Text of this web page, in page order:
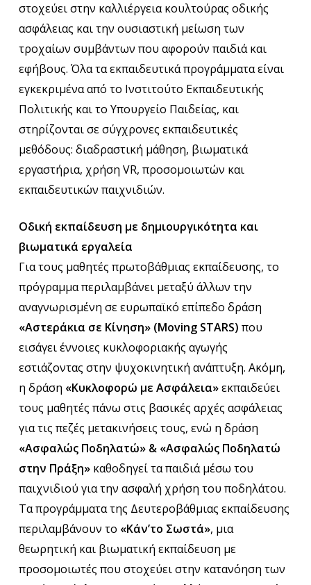
στοχεύει στην καλλιέργεια κουλτούρας οδικής
ασφάλειας και την ουσιαστική μείωση των
τροχαίων συμβάντων που αφορούν παιδιά και
εφήβους. Όλα τα εκπαιδευτικά προγράμματα είναι
εγκεκριμένα από το Ινστιτούτο Εκπαιδευτικής
Πολιτικής και το Υπουργείο Παιδείας, και
στηρίζονται σε σύγχρονες εκπαιδευτικές
μεθόδους: διαδραστική μάθηση, βιωματικά
εργαστήρια, χρήση VR, προσομοιωτών και
εκπαιδευτικών παιχνιδιών.
Οδική εκπαίδευση με δημιουργικότητα και
βιωματικά εργαλεία
Για τους μαθητές πρωτοβάθμιας εκπαίδευσης, το
πρόγραμμα περιλαμβάνει μεταξύ άλλων την
αναγνωρισμένη σε ευρωπαϊκό επίπεδο δράση
«Αστεράκια σε Κίνηση» (Moving STARS) που
εισάγει έννοιες κυκλοφοριακής αγωγής
εστιάζοντας στην ψυχοκινητική ανάπτυξη. Ακόμη,
η δράση «Κυκλοφορώ με Ασφάλεια»εκπαιδεύει
τους μαθητές πάνω στις βασικές αρχές ασφάλειας
για τις πεζές μετακινήσεις τους, ενώ η δράση
«Ασφαλώς Ποδηλατώ» & «Ασφαλώς Ποδηλατώ
στην Πράξη»καθοδηγεί τα παιδιά μέσω του
παιχνιδιού για την ασφαλή χρήση του ποδηλάτου.
Τα προγράμματα της Δευτεροβάθμιας εκπαίδευσης
περιλαμβάνουν το «Κάν’το Σωστά», μια
θεωρητική και βιωματική εκπαίδευση με
προσομοιωτές που στοχεύει στην κατανόηση των